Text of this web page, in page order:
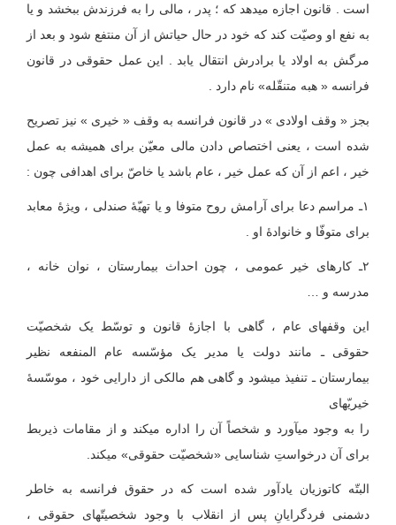
است . قانون اجازه می‏دهد که ؛ پدر ، مالی را به فرزندش ببخشد و یا
به نفع او وصیّت کند که خود در حال حیاتش از آن منتفع شود و بعد از
مرگش به اولاد یا برادرش انتقال یابد . این عمل حقوقی در قانون
فرانسه « هبه متنقّله» نام دارد .
بجز « وقف اولادی » در قانون فرانسه به وقف « خیری » نیز تصریح
شده است ، یعنی اختصاص دادن مالی معیّن برای همیشه به عمل
خیر ، اعم از آن که عمل خیر ، عام باشد یا خاصّ برای اهدافی چون :
۱ـ مراسم دعا برای آرامش روح متوفا و یا تهیّهٔ صندلی ، ویژۀ معابد
برای متوفّا و خانوادهٔ او .
۲ـ کارهای خیر عمومی ، چون احداث بیمارستان ، نوان خانه ،
مدرسه و …
این وقفهای عام ، گاهی با اجازۀ قانون و توسّط یک شخصیّت
حقوقی ـ مانند دولت یا مدیر یک مؤسّسه عام المنفعه نظیر
بیمارستان ـ تنفیذ می‏شود و گاهی هم مالکی از دارایی خود ، موسّسهٔ
خیریّه‏ای
را به وجود می‏آورد و شخصاً آن را اداره می‏کند و از مقامات ذی‏ربط
برای آن درخواستِ شناسایی «شخصیّت حقوقی» می‏کند.
البتّه کاتوزیان یادآور شده است که در حقوق فرانسه به خاطر
دشمنی فردگرایانِ پس از انقلاب با وجود شخصیتّهای حقوقی ،